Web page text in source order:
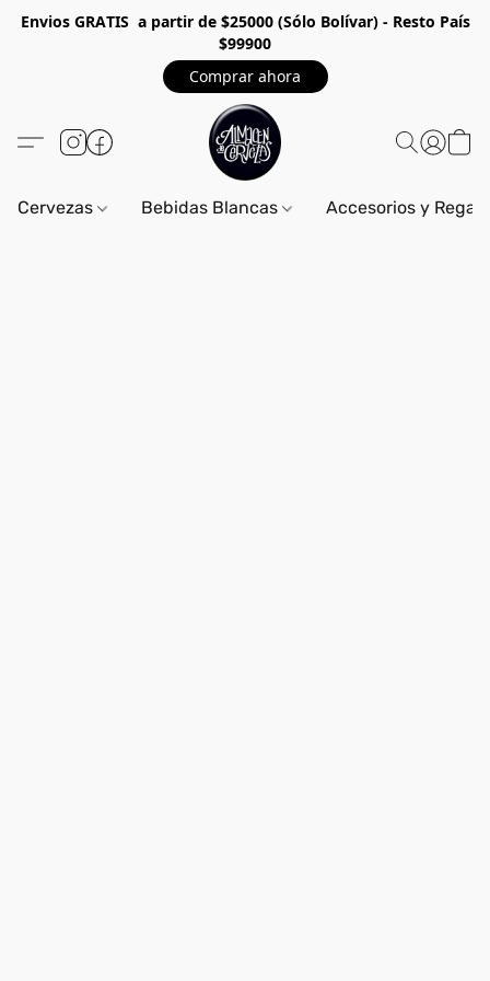
Envios GRATIS a partir de $25000 (Sólo Bolívar) - Resto País
$99900
Comprar ahora
Cervezas Bebidas Blancas Accesorios y